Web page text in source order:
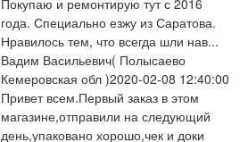
Покупаю и ремонтирую тут с 2016
года. Специально езжу из Саратова.
Нравилось тем, что всегда шли нав...
Вадим Васильевич( Полысаево
Кемеровская обл )2020-02-08 12:40:00
Привет всем.Первый заказ в этом
магазине,отправили на следующий
день,упаковано хорошо,чек и доки